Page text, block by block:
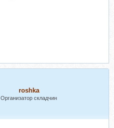
roshka
Организатор складчин